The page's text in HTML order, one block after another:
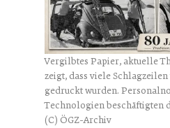
Vergilbtes Papier, aktuelle
zeigt, dass viele
gedruckt wurden.
Technologien beschäftigten
(C) ÖGZ-Archiv